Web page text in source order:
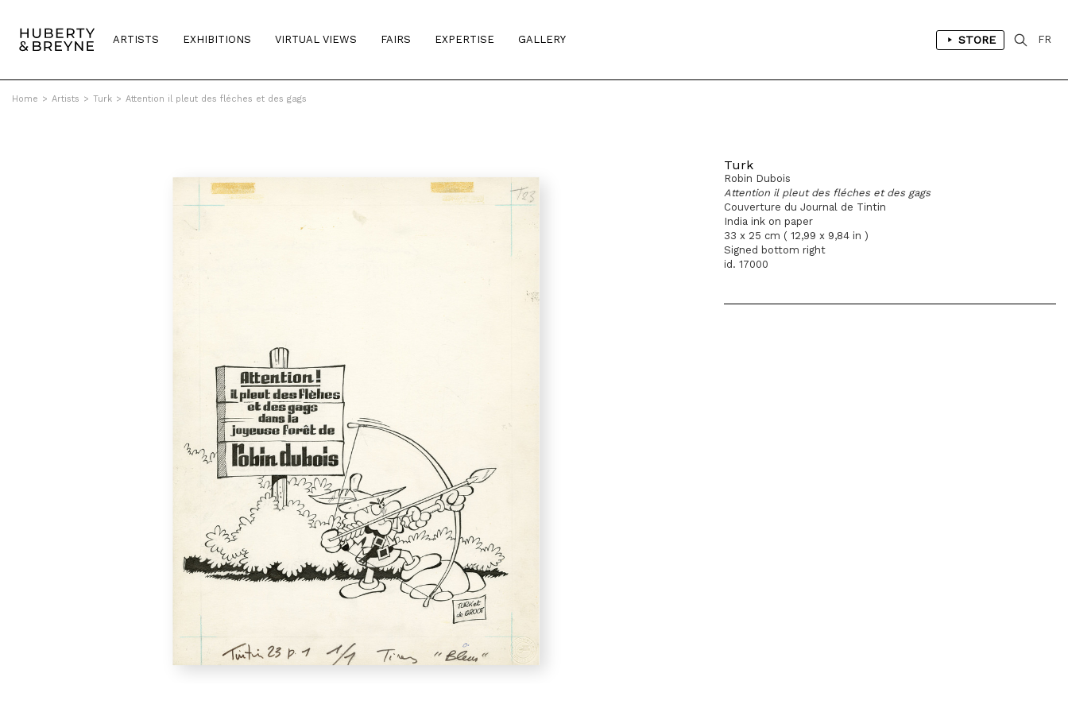
ARTISTS EXHIBITIONS VIRTUAL VIEWS FAIRS EXPERTISE GALLERY STORE FR
Home > Artists > Turk > Attention il pleut des fléches et des gags
Turk
Robin Dubois
Attention il pleut des fléches et des gags
Couverture du Journal de Tintin
India ink on paper
33 x 25 cm ( 12,99 x 9,84 in )
Signed bottom right
id. 17000